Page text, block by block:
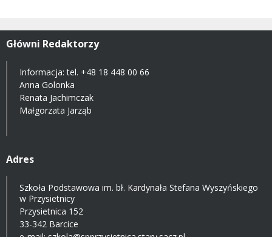
Główni Redaktorzy
Informacja: tel. +48 18 448 00 66
Anna Golonka
Renata Jachimczak
Małgorzata Jarząb
Adres
Szkoła Podstawowa im. bł. Kardynała Stefana Wyszyńskiego
w Przysietnicy
Przysietnica 152
33-342 Barcice